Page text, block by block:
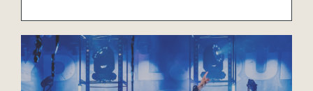
Fira
Kongresshall